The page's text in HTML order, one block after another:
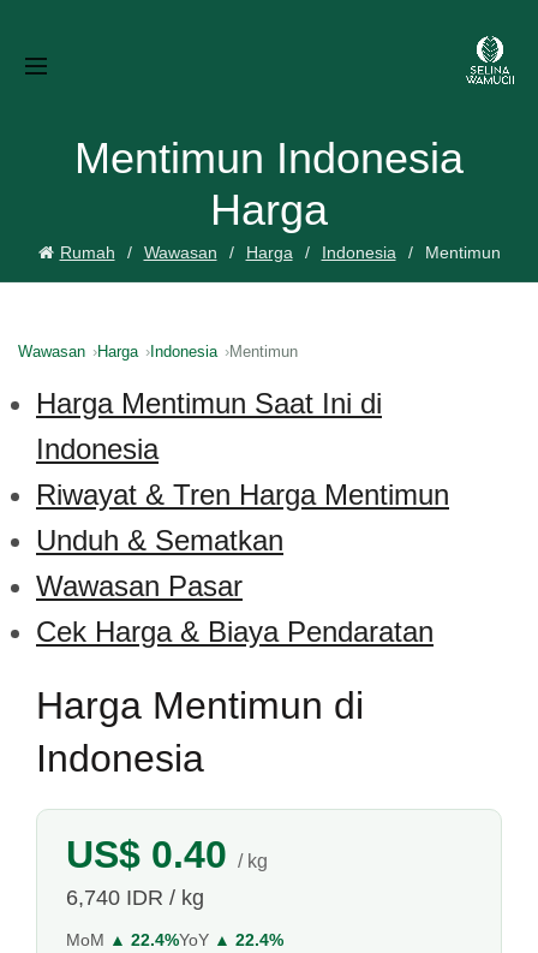
Mentimun Indonesia
Harga
Rumah Wawasan Harga Indonesia Mentimun
Wawasan Harga Indonesia Mentimun
Harga Mentimun Saat Ini di
Indonesia
Riwayat & Tren Harga Mentimun
Unduh & Sematkan
Wawasan Pasar
Cek Harga & Biaya Pendaratan
Harga Mentimun di
Indonesia
US$ 0.40 / kg
6,740 IDR / kg
MoM ▲ 22.4%YoY ▲ 22.4%